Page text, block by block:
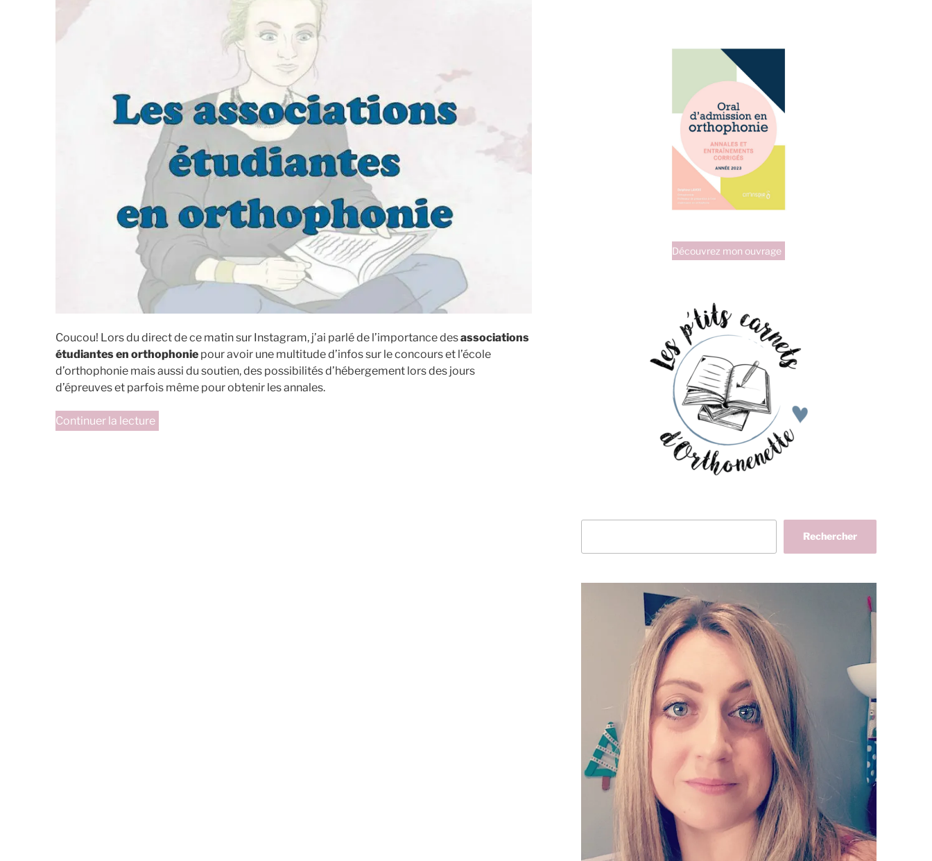
Coucou! Lors du direct de ce matin sur Instagram, j’ai parlé de l’importance desassociations
étudiantes en orthophonie pour avoir une multitude d’infos sur le concours et l’école
d’orthophonie mais aussi du soutien, des possibilités d’hébergement lors des jours
d’épreuves et parfois même pour obtenir les annales.
Continuer la lecturede
Découvrez mon ouvrage
Rechercher